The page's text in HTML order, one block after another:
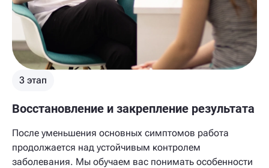
3 этап
Восстановление и закрепление результата
После уменьшения основных симптомов работа
продолжается над устойчивым контролем
заболевания. Мы обучаем вас понимать особенности